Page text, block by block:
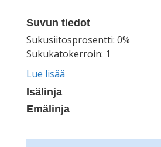
Suvun tiedot
Sukusiitosprosentti: 0%
Sukukatokerroin: 1
Lue lisää
Isälinja
Emälinja